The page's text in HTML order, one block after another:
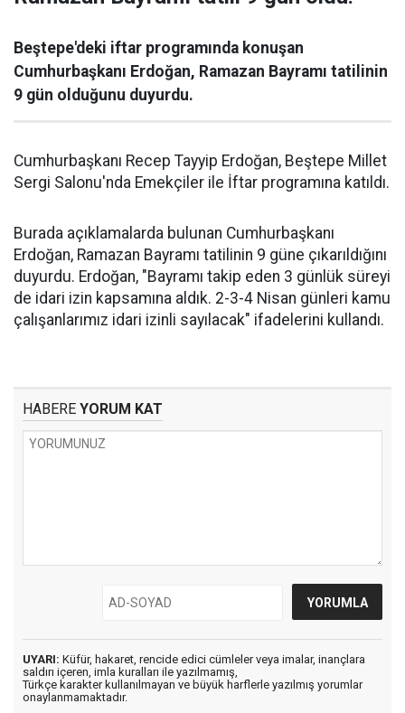
Beştepe'deki iftar programında konuşan
Cumhurbaşkanı Erdoğan, Ramazan Bayramı tatilinin
9 gün olduğunu duyurdu.
Cumhurbaşkanı Recep Tayyip Erdoğan, Beştepe Millet
Sergi Salonu'nda Emekçiler ile İftar programına katıldı.
Burada açıklamalarda bulunan Cumhurbaşkanı
Erdoğan, Ramazan Bayramı tatilinin 9 güne çıkarıldığını
duyurdu. Erdoğan, "Bayramı takip eden 3 günlük süreyi
de idari izin kapsamına aldık. 2-3-4 Nisan günleri kamu
çalışanlarımız idari izinli sayılacak" ifadelerini kullandı.
HABERE YORUM KAT
UYARI: Küfür, hakaret, rencide edici cümleler veya imalar, inançlara
saldırı içeren, imla kuralları ile yazılmamış,
Türkçe karakter kullanılmayan ve büyük harflerle yazılmış yorumlar
onaylanmamaktadır.